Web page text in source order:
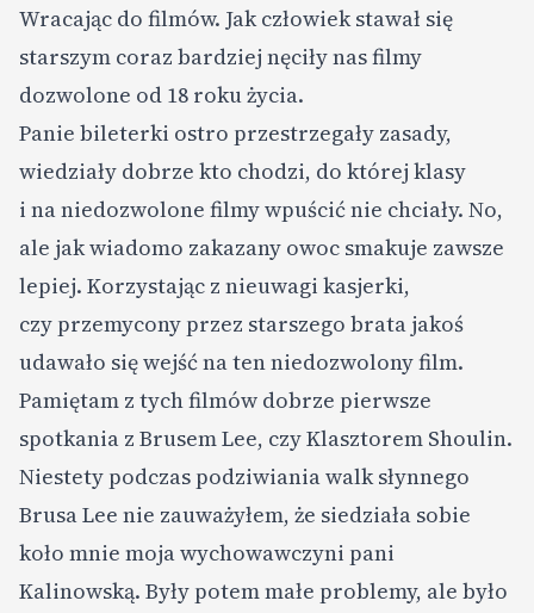
Wracając do filmów. Jak człowiek stawał się
starszym coraz bardziej nęciły nas filmy
dozwolone od 18 roku życia.
Panie bileterki ostro przestrzegały zasady,
wiedziały dobrze kto chodzi, do której klasy
i na niedozwolone filmy wpuścić nie chciały. No,
ale jak wiadomo zakazany owoc smakuje zawsze
lepiej. Korzystając z nieuwagi kasjerki,
czy przemycony przez starszego brata jakoś
udawało się wejść na ten niedozwolony film.
Pamiętam z tych filmów dobrze pierwsze
spotkania z Brusem Lee, czy Klasztorem Shoulin.
Niestety podczas podziwiania walk słynnego
Brusa Lee nie zauważyłem, że siedziała sobie
koło mnie moja wychowawczyni pani
Kalinowską. Były potem małe problemy, ale było